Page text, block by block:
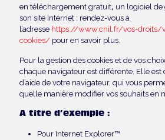
en téléchargement gratuit, un logiciel de
son site Internet : rendez-vous à
l’adresse https://www.cnil.fr/vos-droits/
cookies/ pour en savoir plus.
Pour la gestion des cookies et de vos
chaque navigateur est différente. Elle
d’aide de votre navigateur, qui vous
quelle manière modifier vos souhaits en
A titre d’exemple :
Pour Internet Explorer™